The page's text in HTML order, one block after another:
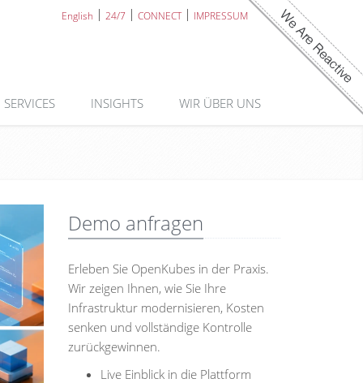
English 24/7 CONNECT IMPRESSUM
SERVICES INSIGHTS WIR ÜBER UNS
Demo anfragen
Erleben Sie OpenKubes in der Praxis.
Wir zeigen Ihnen, wie Sie Ihre
Infrastruktur modernisieren, Kosten
senken und vollständige Kontrolle
zurückgewinnen.
Live Einblick in die Plattform